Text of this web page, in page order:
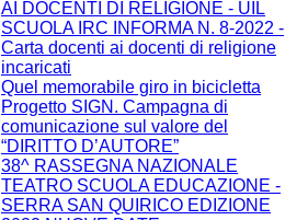
AI DOCENTI DI RELIGIONE - UIL
SCUOLA IRC INFORMA N. 8-2022 -
Carta docenti ai docenti di religione
incaricati
Quel memorabile giro in bicicletta
Progetto SIGN. Campagna di
comunicazione sul valore del
“DIRITTO D’AUTORE”
38^ RASSEGNA NAZIONALE
TEATRO SCUOLA EDUCAZIONE -
SERRA SAN QUIRICO EDIZIONE